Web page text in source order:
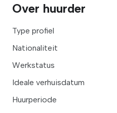
Over huurder
Type profiel
Nationaliteit
Werkstatus
Ideale verhuisdatum
Huurperiode